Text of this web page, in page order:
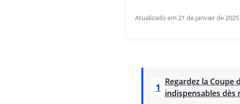
Atualizado em 21 de janvier de 2025
1 Regardez la
indispensables dès